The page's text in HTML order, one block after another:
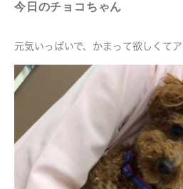
今日のチョコちゃん
元気いっぱいで、かまって欲しくてア